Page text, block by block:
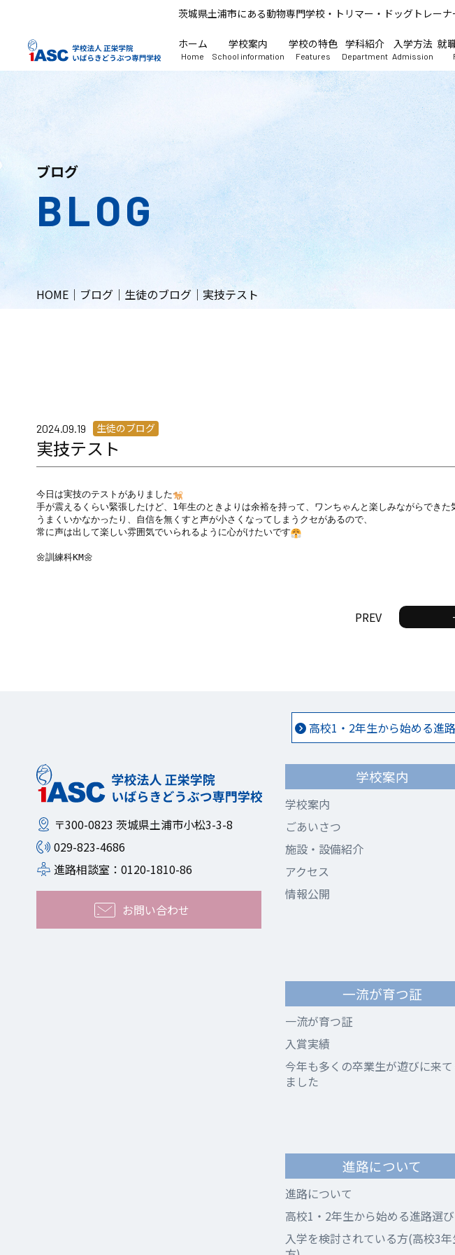
茨城県土浦市にある動物専門学校・トリマー・ドッグトレー
ホーム
Home
学校案内
School information
学校の特色
Features
学科紹介
Department
入学方法
Admission
就
ブログ
BLOG
HOME ｜ ブログ ｜ 生徒のブログ ｜ 実技テスト
2024.09.19 生徒のブログ
実技テスト
今日は実技のテストがありました
手が震えるくらい緊張したけど、1年生のときよりは余裕を持って、ワンちゃんと楽しみながらできた
うまくいかなかったり、自信を無くすと声が小さくなってしまうクセがあるので、
常に声は出して楽しい雰囲気でいられるように心がけたいです
🌼訓練科KM🌼
PREV
〒300-0823 茨城県土浦市小松3-3-8
029-823-4686
進路相談室：0120-1810-86
お問い合わせ
高校1・2年生から始める進
学校案内
学校案内
ごあいさつ
施設・設備紹介
アクセス
情報公開
一流が育つ証
一流が育つ証
入賞実績
今年も多くの卒業生が遊びに来
ました
進路について
進路について
高校1・2年生から始める進路選び
入学を検討されている方(高校3年